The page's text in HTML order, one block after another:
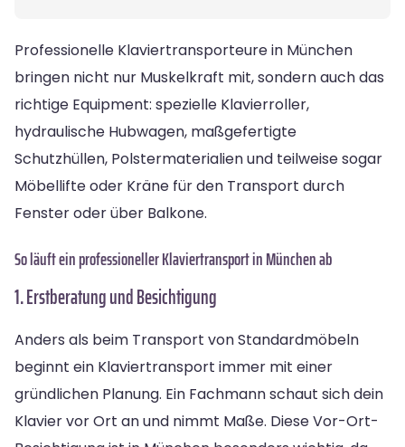
Professionelle Klaviertransporteure in München
bringen nicht nur Muskelkraft mit, sondern auch das
richtige Equipment: spezielle Klavierroller,
hydraulische Hubwagen, maßgefertigte
Schutzhüllen, Polstermaterialien und teilweise sogar
Möbellifte oder Kräne für den Transport durch
Fenster oder über Balkone.
So läuft ein professioneller Klaviertransport in München ab
1. Erstberatung und Besichtigung
Anders als beim Transport von Standardmöbeln
beginnt ein Klaviertransport immer mit einer
gründlichen Planung. Ein Fachmann schaut sich dein
Klavier vor Ort an und nimmt Maße. Diese Vor-Ort-